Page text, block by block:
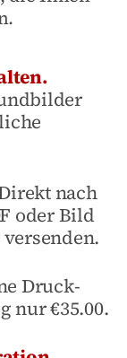
nach
oder Bild
Druck-
nur €35.00.